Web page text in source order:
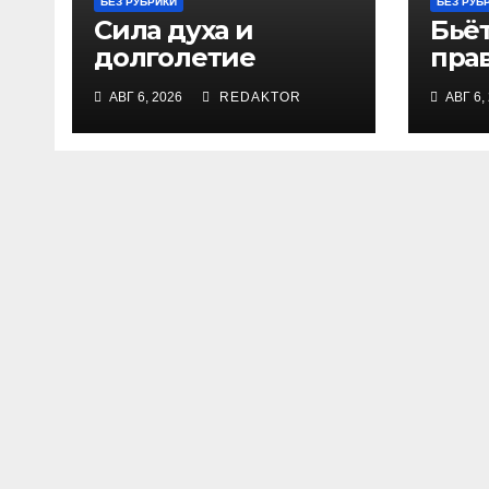
Сила духа и
долголетие
АВГ 6, 2026 REDAKTOR АВГ 6,